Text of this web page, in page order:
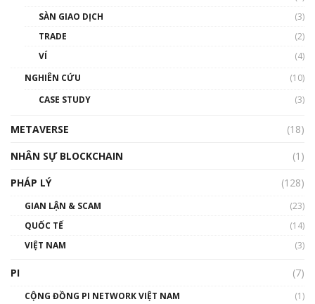
thống & Crypto qua các cuộc chiến | Phổ cập
01:32:59
gió ấm
SÀN GIAO DỊCH
(3)
TRADE
(2)
VÍ
(4)
NGHIÊN CỨU
(10)
CASE STUDY
(3)
METAVERSE
(18)
NHÂN SỰ BLOCKCHAIN
(1)
PHÁP LÝ
(128)
GIAN LẬN & SCAM
(23)
QUỐC TẾ
(14)
VIỆT NAM
(3)
PI (7)
CỘNG ĐỒNG PI NETWORK VIỆT NAM
(1)